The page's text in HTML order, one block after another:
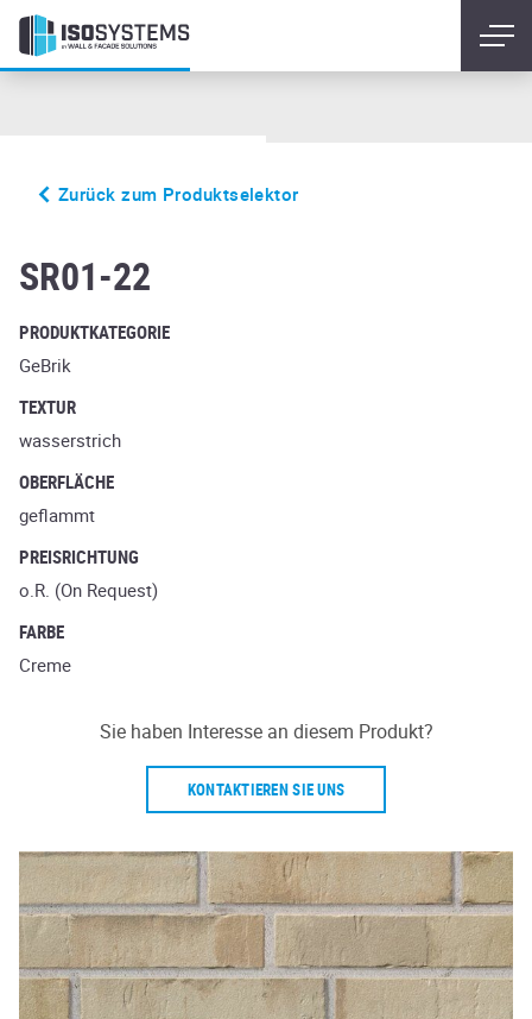
Zurück zum Produktselektor
SR01-22
PRODUKTKATEGORIE
GeBrik
TEXTUR
wasserstrich
OBERFLÄCHE
geflammt
PREISRICHTUNG
o.R. (On Request)
FARBE
Creme
Sie haben Interesse an diesem Produkt?
KONTAKTIEREN SIE UNS